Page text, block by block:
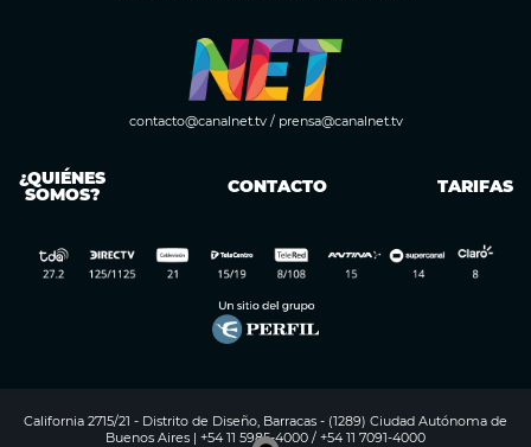
contacto@canalnet.tv/ prensa@canalnet.tv
¿QUIÉNES
SOMOS? CONTACTO TARIFAS
California 2715/21 - Distrito de Diseño, Barracas - (1289) Ciudad Autónoma de
Buenos Aires | +54 11 5985-4000 / +54 11 7091-4000